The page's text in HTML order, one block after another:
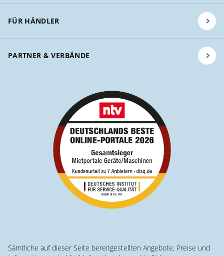
FÜR HÄNDLER
PARTNER & VERBÄNDE
Sämtliche auf dieser Seite bereitgestellten Angebote, Preise und